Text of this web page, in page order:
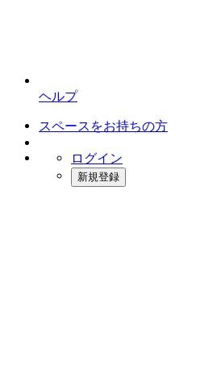
ヘルプ
スペースをお持ちの方
ログイン
新規登録